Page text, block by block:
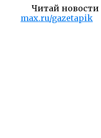
Читай новости
max.ru/gazetapik